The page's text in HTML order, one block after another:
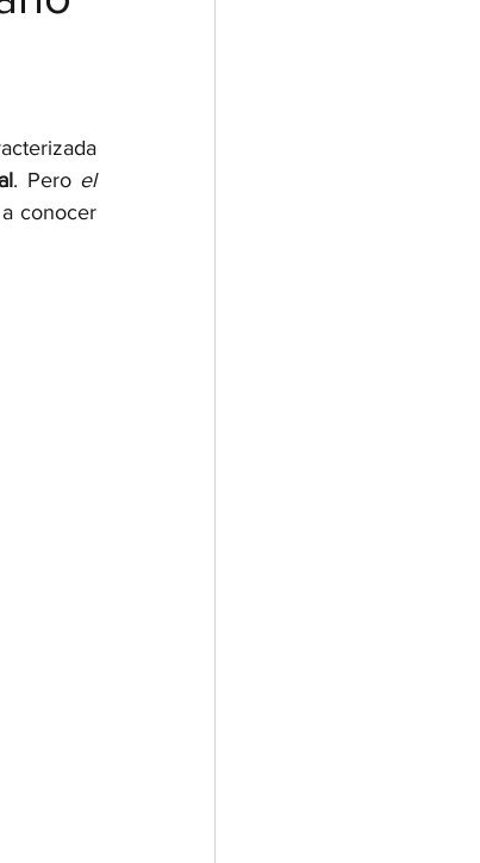
. Pero el
conocer